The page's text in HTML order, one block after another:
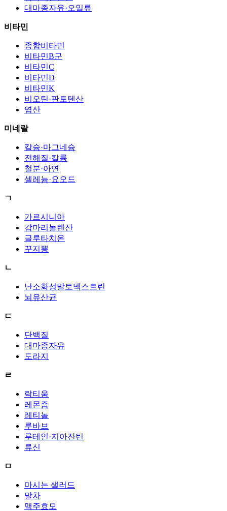
대마종자유·오일류
비타민
종합비타민
비타민B군
비타민C
비타민D
비타민K
비오틴·판토텐산
엽산
미네랄
칼슘·마그네슘
전해질·칼륨
철분·아연
셀레늄·요오드
ㄱ
가르시니아
감마리놀렌산
글루타치온
꾸지뽕
ㄴ
난소화성말토덱스트린
뇌유산균
ㄷ
단백질
대마종자유
도라지
ㄹ
락티움
레몬즙
레티놀
루바브
루테인·지아잔틴
류신
ㅁ
마시는 샐러드
말차
맥주효모